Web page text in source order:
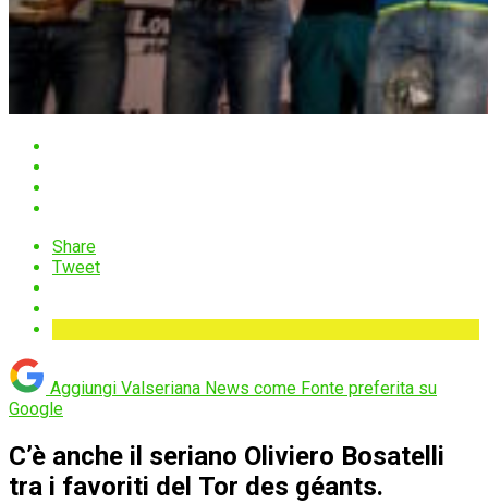
Share
Tweet
Aggiungi Valseriana News come Fonte preferita su
Google
C’è anche il seriano Oliviero Bosatelli
tra i favoriti del Tor des géants.